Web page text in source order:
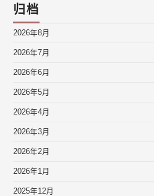
归档
2026年8月
2026年7月
2026年6月
2026年5月
2026年4月
2026年3月
2026年2月
2026年1月
2025年12月